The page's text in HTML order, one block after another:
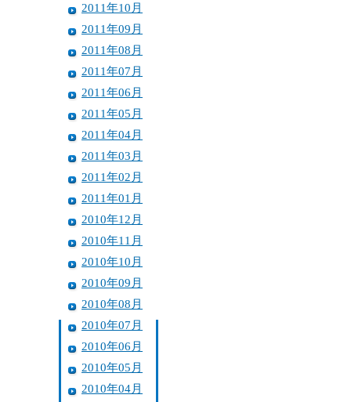
2011年10月
2011年09月
2011年08月
2011年07月
2011年06月
2011年05月
2011年04月
2011年03月
2011年02月
2011年01月
2010年12月
2010年11月
2010年10月
2010年09月
2010年08月
2010年07月
2010年06月
2010年05月
2010年04月